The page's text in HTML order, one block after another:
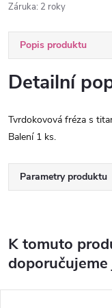
Záruka: 2 roky
Popis produktu
Detailní
Tvrdokovová fréza s
Balení 1 ks.
Parametry produktu
K tomuto